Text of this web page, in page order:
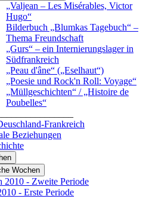
„Valjean – Les Misérables, Victor
Hugo“
Bilderbuch „Blumkas Tagebuch“ –
Thema Freundschaft
„Gurs“ – ein Internierungslager in
Südfrankreich
„Peau d'âne“ („Eselhaut“)
„Poesie und Rock'n Roll: Voyage“
„Müllgeschichten“ / „Histoire de
Poubelles“
Frankreich
Beziehungen
Wochen
2010 - Zweite Periode
- Erste Periode